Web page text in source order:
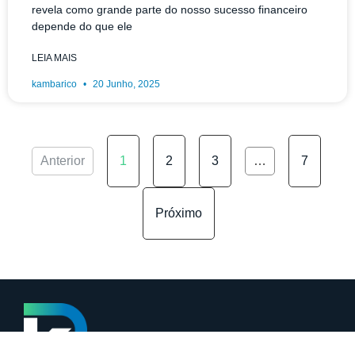
revela como grande parte do nosso sucesso financeiro
depende do que ele
LEIA MAIS
kambarico 20 Junho, 2025
Anterior 1 2 3 … 7
Próximo